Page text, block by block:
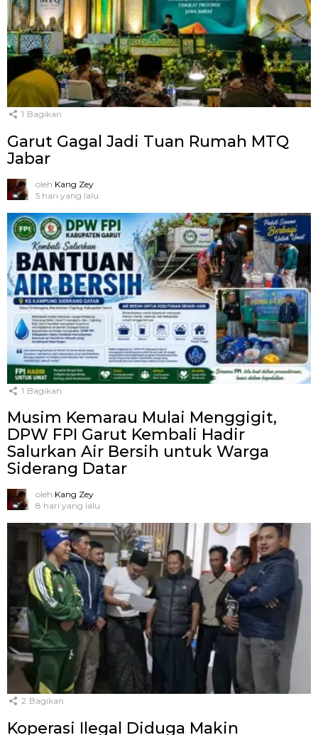
1 Bagikan
Garut Gagal Jadi Tuan Rumah MTQ
Jabar
oleh Kang Zey
5 hari yang lalu
1 Bagikan
Musim Kemarau Mulai Menggigit,
DPW FPI Garut Kembali Hadir
Salurkan Air Bersih untuk Warga
Siderang Datar
oleh Kang Zey
8 hari yang lalu
2 Bagikan
Koperasi Ilegal Diduga Makin